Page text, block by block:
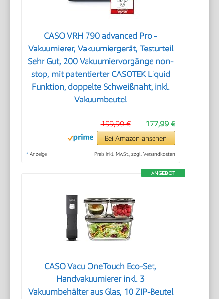
CASO VRH 790 advanced Pro -
Vakuumierer, Vakuumiergerät, Testurteil
Sehr Gut, 200 Vakuumiervorgänge non-
stop, mit patentierter CASOTEK Liquid
Funktion, doppelte Schweißnaht, inkl.
Vakuumbeutel
177,99 €
199,99 €
Bei Amazon ansehen
* Anzeige Preis inkl. MwSt., zzgl. Versandkosten
ANGEBOT
CASO Vacu OneTouch Eco-Set,
Handvakuumierer inkl. 3
Vakuumbehälter aus Glas, 10 ZIP-Beutel